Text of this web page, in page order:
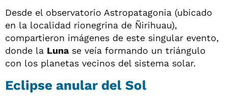
Desde el observatorio Astropatagonia (ubicado
en la localidad rionegrina de Ñirihuau),
compartieron imágenes de este singular evento,
donde la Lunase veía formando un triángulo
con los planetas vecinos del sistema solar.
Eclipse anular del Sol